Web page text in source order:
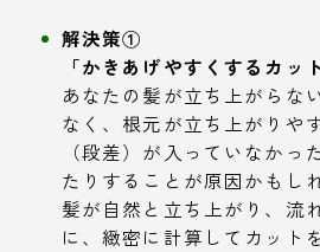
解決策①
「かきあげやすくするカット
あなたの髪が立ち上がらな
なく、根元が立ち上がりや
（段差）が入っていなかっ
たりすることが原因かもし
髪が自然と立ち上がり、流
に、緻密に計算してカット